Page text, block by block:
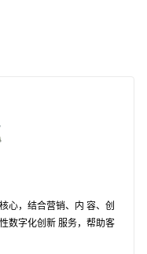
心，结合营销、内 容、创
数字化创新 服务，帮助客